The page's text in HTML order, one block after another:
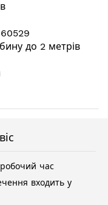
до 2 метрів
час
входить у